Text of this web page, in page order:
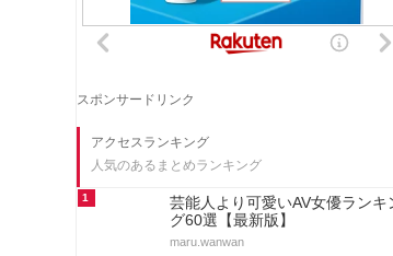
スポンサードリンク
アクセスランキング
人気のあるまとめランキング
1
芸能人より可愛いAV女優ランキ
グ60選【最新版】
maru.wanwan